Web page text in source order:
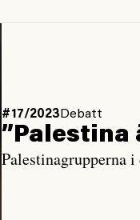
#17/2023 Debatt
”Palestina
Palestinagrupperna